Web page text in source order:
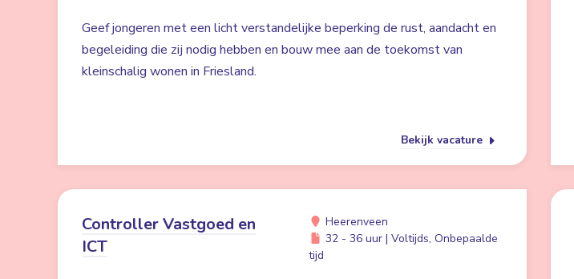
Geef jongeren met een licht verstandelijke beperking de rust, aandacht en
begeleiding die zij nodig hebben en bouw mee aan de toekomst van
kleinschalig wonen in Friesland.
Bekijk vacature
Controller Vastgoed en
ICT
Heerenveen
32 - 36 uur | Voltijds, Onbepaalde
tijd